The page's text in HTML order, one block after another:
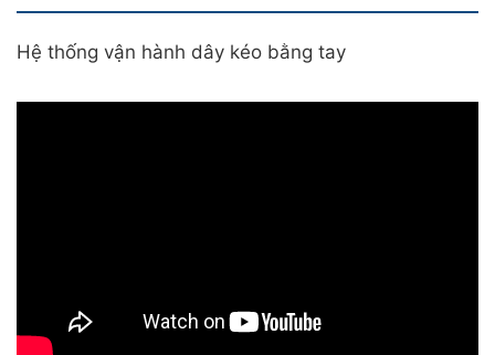
Hệ thống vận hành dây kéo bằng tay